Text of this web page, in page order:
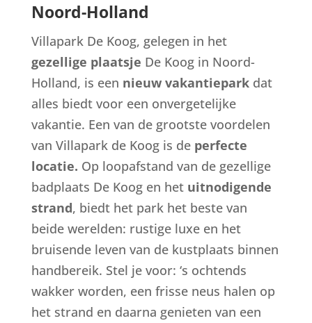
Noord-Holland
Villapark De Koog, gelegen in het
gezellige plaatsje De Koog in Noord-
Holland, is een nieuw vakantieparkdat
alles biedt voor een onvergetelijke
vakantie. Een van de grootste voordelen
van Villapark de Koog is de perfecte
locatie. Op loopafstand van de gezellige
badplaats De Koog en het uitnodigende
strand, biedt het park het beste van
beide werelden: rustige luxe en het
bruisende leven van de kustplaats binnen
handbereik. Stel je voor: ‘s ochtends
wakker worden, een frisse neus halen op
het strand en daarna genieten van een